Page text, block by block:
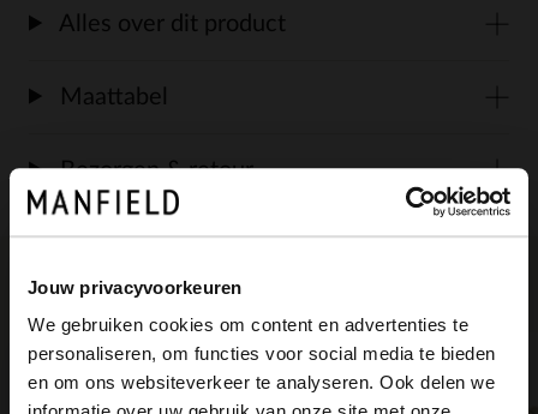
Jouw privacyvoorkeuren
We gebruiken cookies om content en advertenties te
personaliseren, om functies voor social media te bieden
en om ons websiteverkeer te analyseren. Ook delen we
Voor jou erbij gezocht
Alles over dit product
Maattabel
Bezorgen & retour
×
View this website in English?